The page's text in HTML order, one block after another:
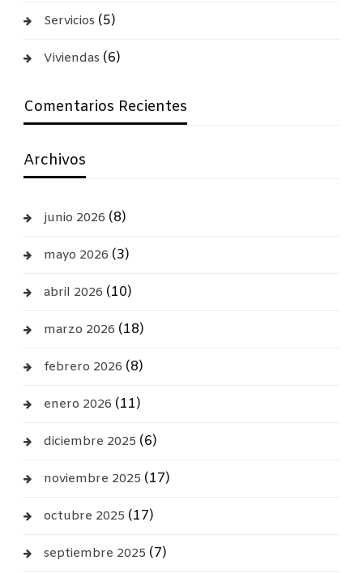
Servicios (5)
Viviendas (6)
Comentarios Recientes
Archivos
junio 2026 (8)
mayo 2026 (3)
abril 2026 (10)
marzo 2026 (18)
febrero 2026 (8)
enero 2026 (11)
diciembre 2025 (6)
noviembre 2025 (17)
octubre 2025 (17)
septiembre 2025 (7)